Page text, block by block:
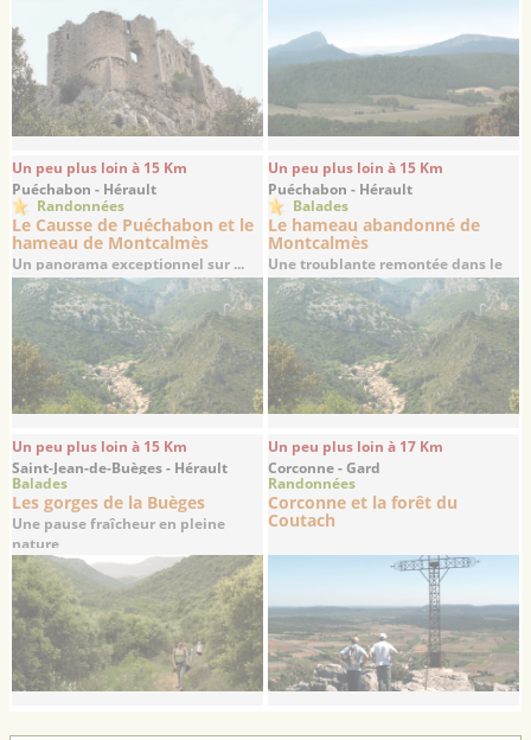
Un peu plus loin à 15 Km
Puéchabon - Hérault
Randonnées
Le Causse de Puéchabon et le
hameau de Montcalmès
Un panorama exceptionnel sur ...
Un peu plus loin à 15 Km
Puéchabon - Hérault
Balades
Le hameau abandonné de
Montcalmès
Une troublante remontée dans le
temps
Un peu plus loin à 15 Km
Saint-Jean-de-Buèges - Hérault
Balades
Les gorges de la Buèges
Une pause fraîcheur en pleine
nature
Un peu plus loin à 17 Km
Corconne - Gard
Randonnées
Corconne et la forêt du
Coutach